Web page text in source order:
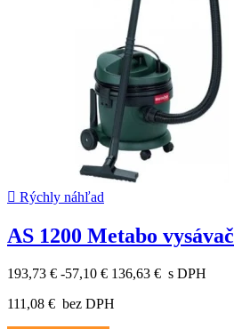
 Rýchly náhľad
AS 1200 Metabo vysávač
193,73 € -57,10 € 136,63 € s DPH
111,08 € bez DPH